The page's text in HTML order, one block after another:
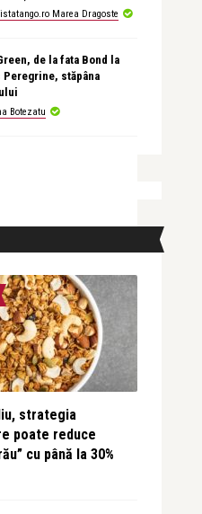
Marea Dragoste
de la fata Bond la
Peregrine, stăpâna
Botezatu
strategia
poate reduce
cu până la 30%